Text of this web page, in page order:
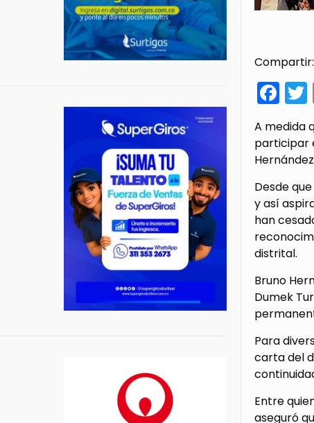
Compartir:
A medida
participar
Desde
y así
han
distrital.
Bruno
Dumek
Para
carta del
Entre
aseguró